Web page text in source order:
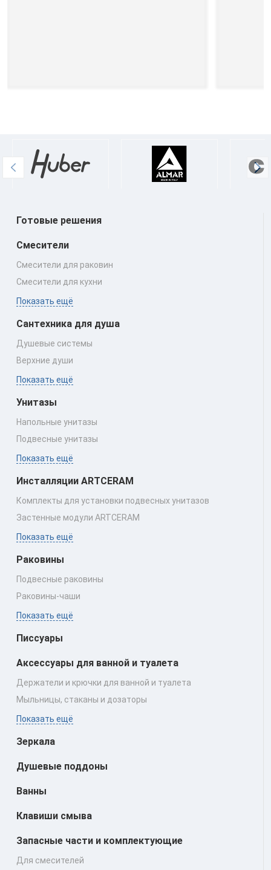
Готовые решения
Смесители
Смесители для раковин
Смесители для кухни
Показать ещё
Сантехника для душа
Душевые системы
Верхние души
Показать ещё
Унитазы
Напольные унитазы
Подвесные унитазы
Показать ещё
Инсталляции ARTCERAM
Комплекты для установки подвесных унитазов
Застенные модули ARTCERAM
Показать ещё
Раковины
Подвесные раковины
Раковины‑чаши
Показать ещё
Писсуары
Аксессуары для ванной и туалета
Держатели и крючки для ванной и туалета
Мыльницы, стаканы и дозаторы
Показать ещё
Зеркала
Душевые поддоны
Ванны
Клавиши смыва
Запасные части и комплектующие
Для смесителей